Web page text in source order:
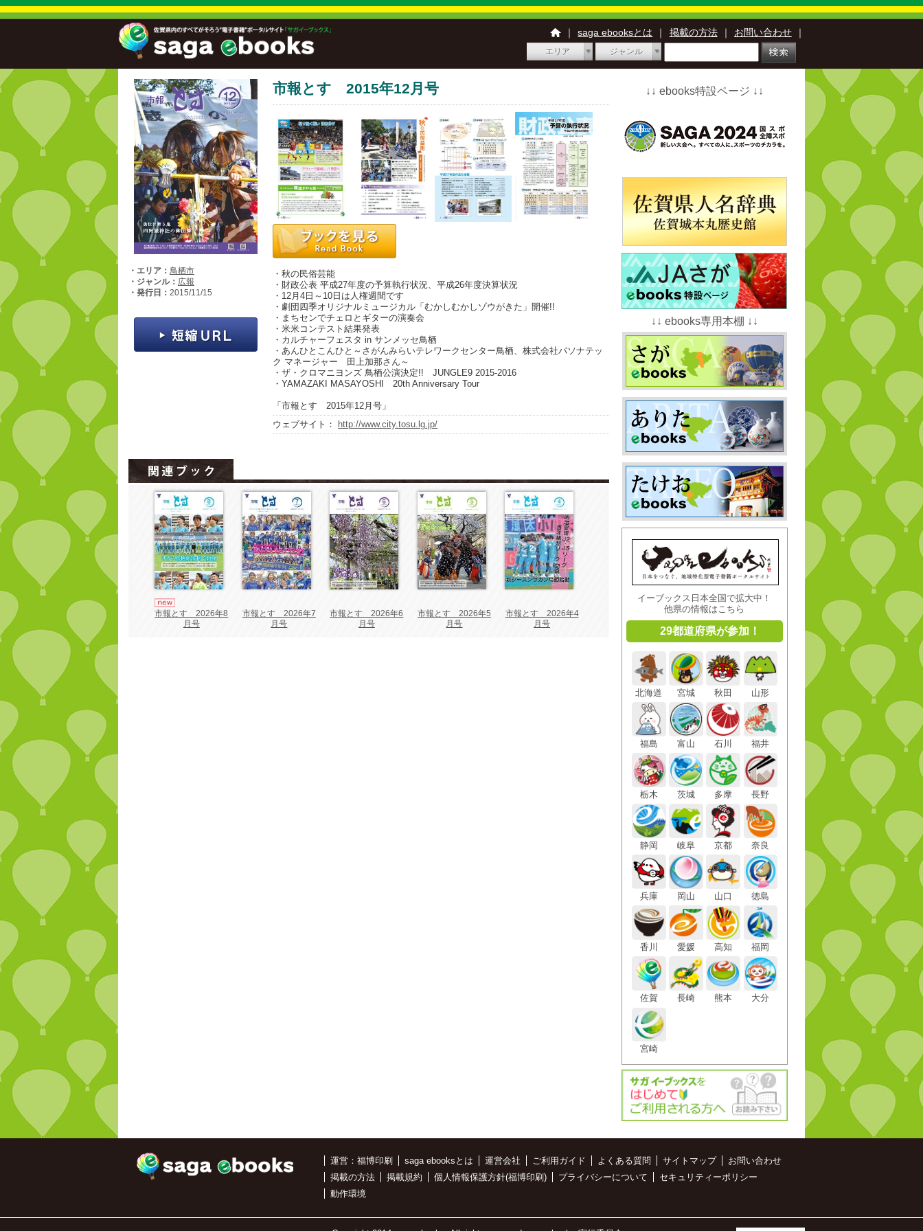
｜ saga ebooksとは ｜ 掲載の方法 ｜ お問い合わせ ｜
エリア ジャンル
・エリア： 鳥栖市
・ジャンル： 広報
・発行日： 2015/11/15
市報とす 2015年12月号
・秋の民俗芸能
・財政公表 平成27年度の予算執行状況、平成26年度決算状況
・12月4日～10日は人権週間です
・劇団四季オリジナルミュージカル「むかしむかしゾウがきた」開催!!
・まちセンでチェロとギターの演奏会
・米米コンテスト結果発表
・カルチャーフェスタ in サンメッセ鳥栖
・あんひとこんひと～さがんみらいテレワークセンター鳥栖、株式会社パソナテッ
ク マネージャー 田上加那さん～
・ザ・クロマニヨンズ 鳥栖公演決定!! JUNGLE9 2015-2016
・YAMAZAKI MASAYOSHI 20th Anniversary Tour
「市報とす 2015年12月号」
ウェブサイト：
http://www.city.tosu.lg.jp/
市報とす 2026年8
月号
市報とす 2026年7
月号
市報とす 2026年6
月号
市報とす 2026年5
月号
市報とす 2026年4
月号
↓↓ ebooks特設ページ ↓↓
↓↓ ebooks専用本棚 ↓↓
イーブックス日本全国で拡大中！
他県の情報はこちら
29都道府県が参加！
北海道 宮城 秋田 山形
福島 富山 石川 福井
栃木 茨城 多摩 長野
静岡 岐阜 京都 奈良
兵庫 岡山 山口 徳島
香川 愛媛 高知 福岡
佐賀 長崎 熊本 大分
宮崎
運営：福博印刷 saga ebooksとは 運営会社 ご利用ガイド よくある質問 サイトマップ
お問い合わせ
掲載の方法
掲載規約 個人情報保護方針(福博印刷) プライバシーについて
セキュリティーポリシー
動作環境